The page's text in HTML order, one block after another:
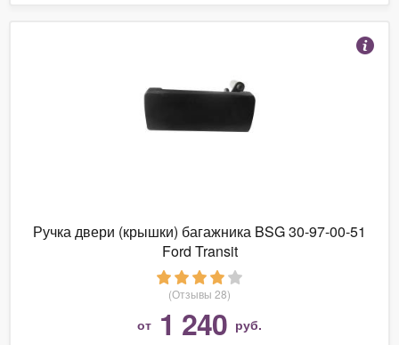
Ручка двери (крышки) багажника BSG 30-97-00-51
Ford Transit
(Отзывы 28)
от 1 240 руб.